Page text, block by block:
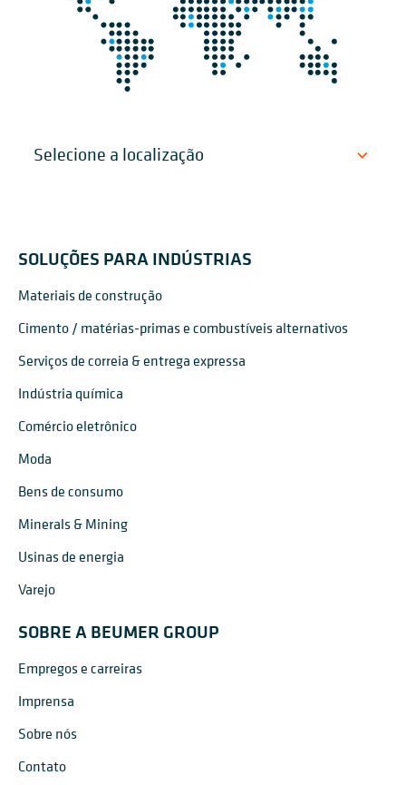
SOLUÇÕES PARA INDÚSTRIAS
Materiais de construção
Cimento / matérias-primas e combustíveis alternativos
Serviços de correia & entrega expressa
Indústria química
Comércio eletrônico
Moda
Bens de consumo
Minerals & Mining
Usinas de energia
Varejo
SOBRE A BEUMER GROUP
Empregos e carreiras
Imprensa
Sobre nós
Contato